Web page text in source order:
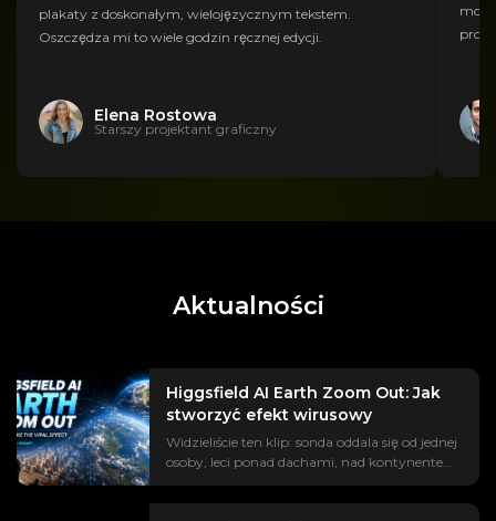
plakaty z doskonałym, wielojęzycznym tekstem.
Oszczędza mi to wiele godzin ręcznej edycji.
Elena Rostowa
Starszy projektant graficzny
moje
Aktualności
Higgsfield AI Earth Zoom Out: Jak
stworzyć efekt wirusowy
Widzieliście ten klip: sonda oddala się od jednej
osoby, leci ponad dachami, nad kontynentem,
#EarthZoomOut został wyświetlony już